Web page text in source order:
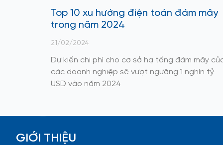
Top 10 xu hướng điện toán đám mây
trong năm 2024
21/02/2024
Dự kiến chi phí cho cơ sở hạ tầng đám mây
các doanh nghiệp sẽ vượt ngưỡng 1 nghìn tỷ
USD vào năm 2024
GIỚI THIỆU